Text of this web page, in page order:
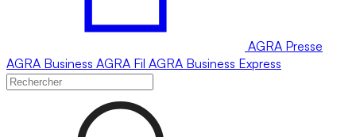
AGRA Presse
AGRA Business AGRA Fil AGRA Business Express